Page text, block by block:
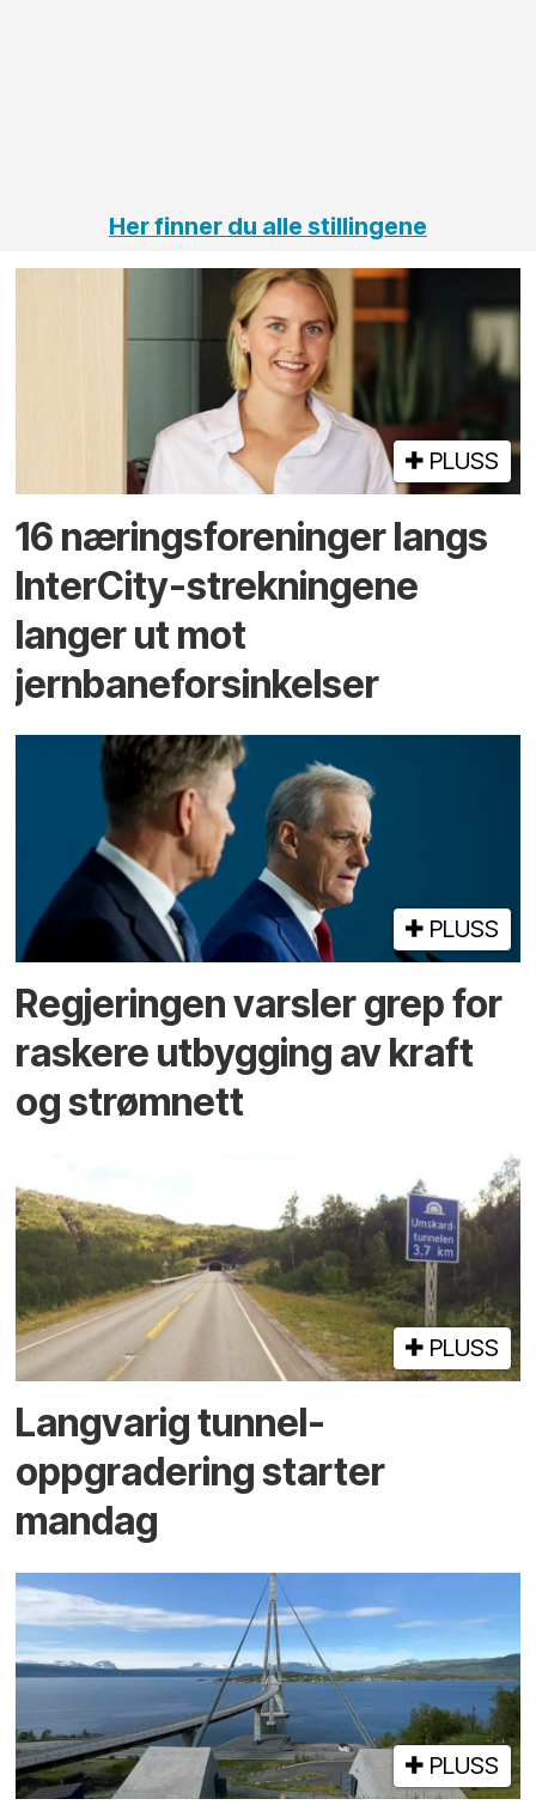
Her finner du alle stillingene
PLUSS
16 næringsforeninger langs
InterCity-strekningene
langer ut mot
jernbaneforsinkelser
PLUSS
Regjeringen varsler grep for
raskere utbygging av kraft
og strømnett
PLUSS
Langvarig tunnel­
oppgradering starter
mandag
PLUSS